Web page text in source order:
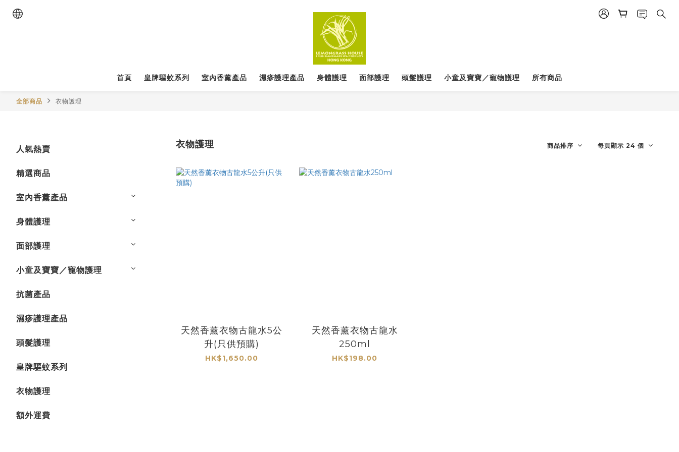
首頁 皇牌驅蚊系列 室內香薰產品 濕疹護理產品 身體護理 面部護理 頭髮護理 小童及寶寶／寵物護理 所有商品
全部商品 衣物護理
人氣熱賣
精選商品
室內香薰產品
身體護理
面部護理
小童及寶寶／寵物護理
抗菌產品
濕疹護理產品
頭髮護理
皇牌驅蚊系列
衣物護理
額外運費
衣物護理 商品排序 每頁顯示 24 個
天然香薰衣物古龍水5公
升(只供預購)
HK$1,650.00
天然香薰衣物古龍水
250ml
HK$198.00